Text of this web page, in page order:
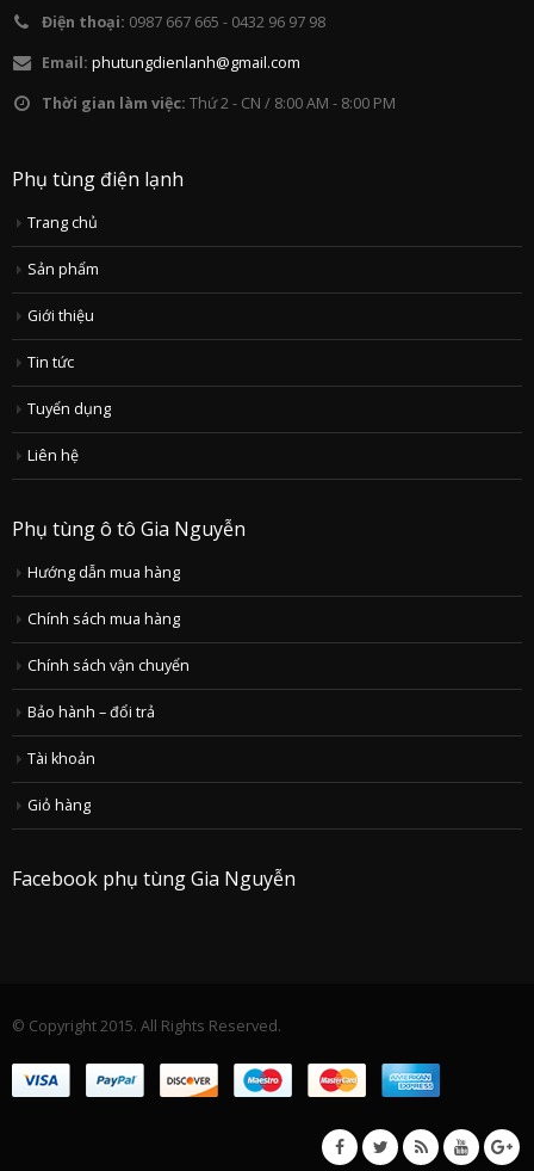
Điện thoại: 0987 667 665 - 0432 96 97 98
Email: phutungdienlanh@gmail.com
Thời gian làm việc: Thứ 2 - CN / 8:00 AM - 8:00 PM
Phụ tùng điện lạnh
Trang chủ
Sản phẩm
Giới thiệu
Tin tức
Tuyển dụng
Liên hệ
Phụ tùng ô tô Gia Nguyễn
Hướng dẫn mua hàng
Chính sách mua hàng
Chính sách vận chuyển
Bảo hành – đổi trả
Tài khoản
Giỏ hàng
Facebook phụ tùng Gia Nguyễn
© Copyright 2015. All Rights Reserved.